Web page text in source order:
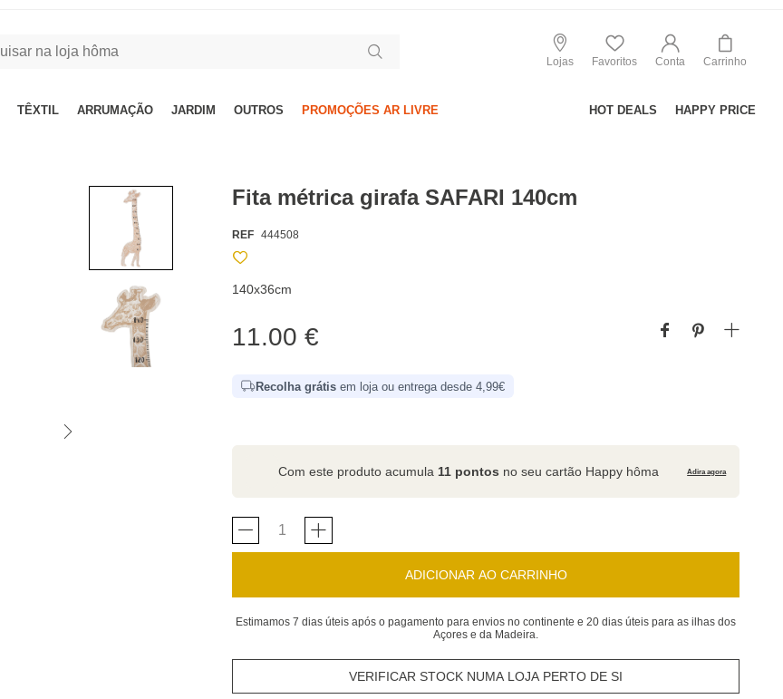
Lojas Favoritos Conta Carrinho
TÊXTIL ARRUMAÇÃO JARDIM OUTROS PROMOÇÕES AR LIVRE HOT DEALS HAPPY PRICE
Fita métrica girafa SAFARI 140cm
REF 444508
140x36cm
11.00 €
Recolha grátis em loja ou entrega desde 4,99€
Com este produto acumula 11 pontos no seu cartão Happy hôma Adira agora
ADICIONAR AO CARRINHO
Estimamos 7 dias úteis após o pagamento para envios no continente e 20 dias úteis para as ilhas dos
Açores e da Madeira.
VERIFICAR STOCK NUMA LOJA PERTO DE SI